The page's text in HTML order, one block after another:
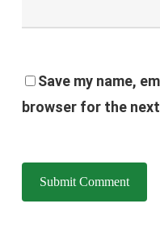
Save my name,
browser for the